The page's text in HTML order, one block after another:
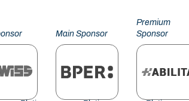
Main Sponsor
Premium
Sponsor